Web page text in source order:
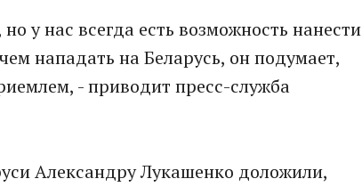
у нас всегда есть возможность нанести
нападать на Беларусь, он подумает,
- приводит пресс-служба
Александру Лукашенко доложили,